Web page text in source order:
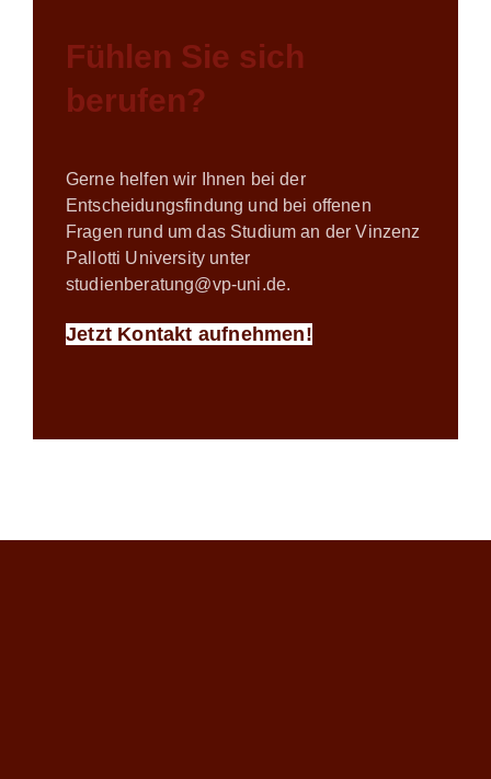
Fühlen Sie sich
berufen?
Gerne helfen wir Ihnen bei der
Entscheidungsfindung und bei offenen
Fragen rund um das Studium an der Vinzenz
Pallotti University unter
studienberatung@vp-uni.de.
Jetzt Kontakt aufnehmen!